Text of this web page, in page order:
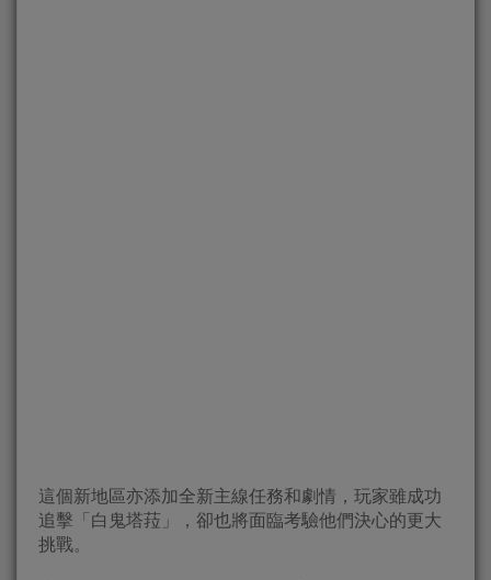
這個新地區亦添加全新主線任務和劇情，玩家雖成功
追擊「白鬼塔菈」，卻也將面臨考驗他們決心的更大
挑戰。